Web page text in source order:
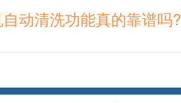
动清洗功能真的靠谱吗?